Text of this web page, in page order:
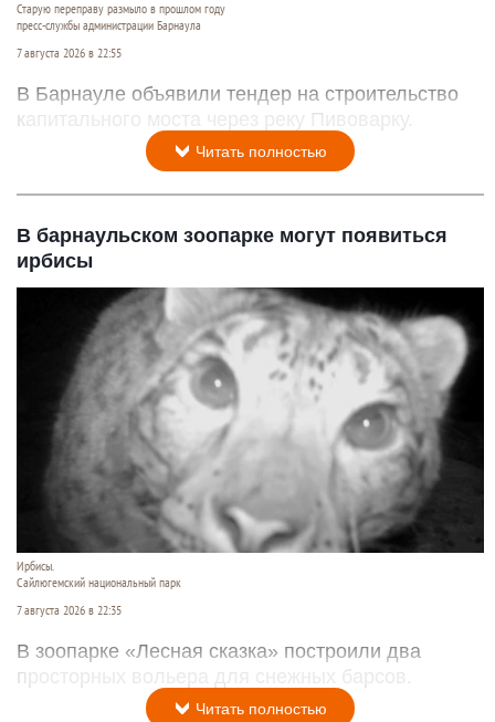
Старую переправу размыло в прошлом году
пресс-службы администрации Барнаула
7 августа 2026 в 22:55
В Барнауле объявили тендер на строительство
капитального моста через реку Пивоварку.
Читать полностью
В барнаульском зоопарке могут появиться
ирбисы
Ирбисы.
Сайлюгемский национальный парк
7 августа 2026 в 22:35
В зоопарке «Лесная сказка» построили два
просторных вольера для снежных барсов.
Читать полностью